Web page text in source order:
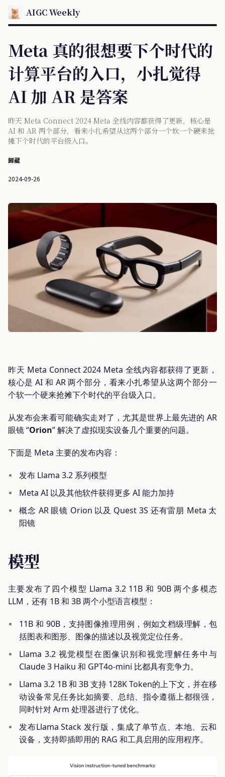
AIGC Weekly
Meta 真的很想要下个时代的
计算平台的入口，小扎觉得
AI 加 AR 是答案
昨天 Meta Connect 2024 Meta 全线内容都获得了更新，核心是
AI 和 AR 两个部分，看来小扎希望从这两个部分一个软一个硬来抢
摊下个时代的平台级入口。
歸藏
2024-09-26
昨天 Meta Connect 2024 Meta 全线内容都获得了更新，
核心是 AI 和 AR 两个部分，看来小扎希望从这两个部分一
个软一个硬来抢摊下个时代的平台级入口。
从发布会来看可能确实走对了，尤其是世界上最先进的 AR
眼镜 “Orion” 解决了虚拟现实设备几个重要的问题。
下面是 Meta 主要的发布内容：
发布 Llama 3.2 系列模型
Meta AI 以及其他软件获得更多 AI 能力加持
概念 AR 眼镜 Orion 以及 Quest 3S 还有雷朋 Meta 太
阳镜
模型
主要发布了四个模型 Llama 3.2 11B 和 90B 两个多模态
LLM，还有 1B 和 3B 两个小型语言模型：
11B 和 90B，支持图像推理用例，例如文档级理解，包
括图表和图形、图像的描述以及视觉定位任务。
Llama 3.2 视觉模型在图像识别和视觉理解任务中与
Claude 3 Haiku 和 GPT4o-mini 比都具有竞争力。
Llama 3.2 1B 和 3B 支持 128K Token的上下文，并在移
动设备常见任务比如摘要、总结、指令遵循上都很强，
同时针对 Arm 处理器进行了优化。
发布Llama Stack 发行版，集成了单节点、本地、云和
设备，支持即插即用的 RAG 和工具启用的应用程序。